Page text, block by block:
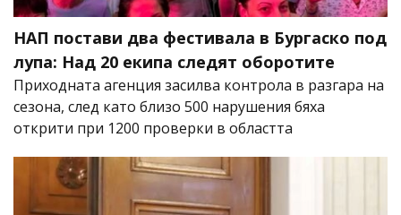
НАП постави два фестивала в Бургаско под
лупа: Над 20 екипа следят оборотите
Приходната агенция засилва контрола в разгара на
сезона, след като близо 500 нарушения бяха
открити при 1200 проверки в областта